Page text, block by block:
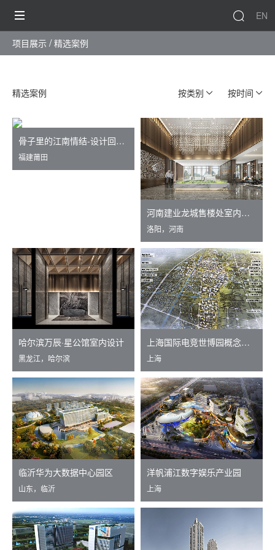
EN
项目展示 精选案例
精选案例 按类别 按时间
骨子里的江南情结-设计回顾 The Architectural design of the private villa
福建莆田
河南建业龙城售楼处室内设计
洛阳，河南
哈尔滨万辰·星公馆室内设计
黑龙江，哈尔滨
上海国际电竞世博园概念性总体规划
上海
临沂华为大数据中心园区
山东，临沂
洋帆浦江数字娱乐产业园
上海